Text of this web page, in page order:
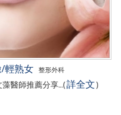
輕熟女 整形外科
醫師推薦分享...(詳全文)